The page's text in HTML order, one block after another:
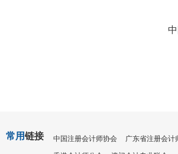
常用链接 中国注册会计师协会
广东省注册会计